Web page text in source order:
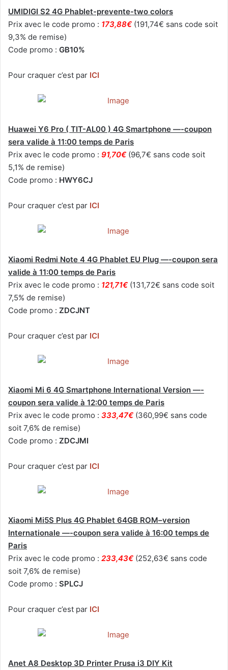
UMIDIGI S2 4G Phablet-prevente-two colors
Prix avec le code promo : 173,88€ (191,74€ sans code soit
9,3% de remise)
Code promo : GB10%
Pour craquer c’est par ICI
Huawei Y6 Pro ( TIT-AL00 ) 4G Smartphone —-coupon
sera valide à 11:00 temps de Paris
Prix avec le code promo : 91,70€ (96,7€ sans code soit
5,1% de remise)
Code promo : HWY6CJ
Pour craquer c’est par ICI
Xiaomi Redmi Note 4 4G Phablet EU Plug —-coupon sera
valide à 11:00 temps de Paris
Prix avec le code promo : 121,71€ (131,72€ sans code soit
7,5% de remise)
Code promo : ZDCJNT
Pour craquer c’est par ICI
Xiaomi Mi 6 4G Smartphone International Version —-
coupon sera valide à 12:00 temps de Paris
Prix avec le code promo : 333,47€ (360,99€ sans code
soit 7,6% de remise)
Code promo : ZDCJMI
Pour craquer c’est par ICI
Xiaomi Mi5S Plus 4G Phablet 64GB ROM–version
Internationale —-coupon sera valide à 16:00 temps de
Paris
Prix avec le code promo : 233,43€ (252,63€ sans code
soit 7,6% de remise)
Code promo : SPLCJ
Pour craquer c’est par ICI
Anet A8 Desktop 3D Printer Prusa i3 DIY Kit